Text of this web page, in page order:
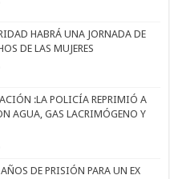
HABRÁ UNA JORNADA DE
DE LAS MUJERES
:LA POLICÍA REPRIMIÓ A
AGUA, GAS LACRIMÓGENO Y
DE PRISIÓN PARA UN EX